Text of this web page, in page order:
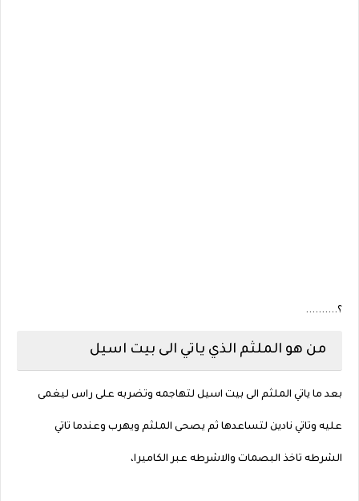
؟..........
من هو الملثم الذي ياتي الى بيت اسيل
بعد ما ياتي الملثم الى بيت اسيل لتهاجمه وتضربه على راس ليغمى
عليه وتاتي نادين لتساعدها ثم يصحى الملثم ويهرب وعندما تاتي
الشرطه تاخذ البصمات والاشرطه عبر الكاميرا،